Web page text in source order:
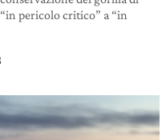
pericolo critico” a “in